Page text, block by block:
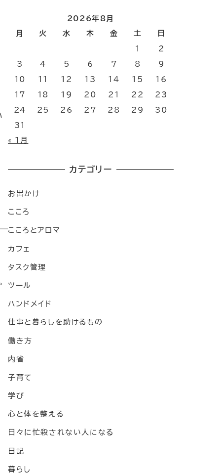
2026年8月
月
火 水 木 金 土 日
1 2
3 4 5 6 7 8 9
10 11 12 13 14 15 16
17 18 19 20 21 22 23
24 25 26 27 28 29 30
31
« 1月
カテゴリー
お出かけ
こころ
こころとアロマ
カフェ
タスク管理
ツール
ハンドメイド
仕事と暮らしを助けるもの
働き方
内省
子育て
学び
心と体を整える
日々に忙殺されない人になる
日記
暮らし